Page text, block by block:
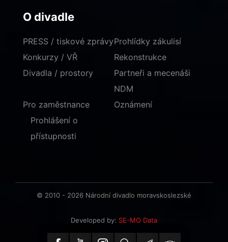
O divadle
PRESS / tiskové zprávy
Konkurzy / VŘ
Divadla / prostory
Prohlídky zákulisí
Rekonstrukce
Partneři a mecenáši
NDM
Pro zaměstnance
Oznámení
Prohlášení o
přístupnosti
© 2010 - 2026 Národní divadlo moravskoslezské
Developed by: SE-MO Data